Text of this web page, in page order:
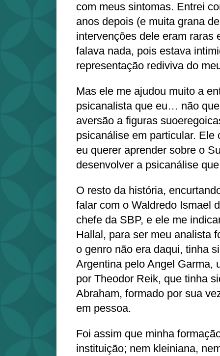
com meus sintomas. Entrei
anos depois (e muita grana
intervenções dele eram raras
falava nada, pois estava
representação rediviva do
Mas ele me ajudou muito a
psicanalista que eu… não
aversão a figuras
psicanálise em particular. Ele
eu querer aprender sobre o
desenvolver a psicanálise
O resto da história,
falar com o Waldredo Ismael
chefe da SBP, e ele me
Hallal, para ser meu analista
o genro não era daqui, tinha
Argentina pelo Angel Garma,
por Theodor Reik, que tinha
Abraham, formado por sua
em pessoa.
Foi assim que minha
instituição; nem kleiniana,